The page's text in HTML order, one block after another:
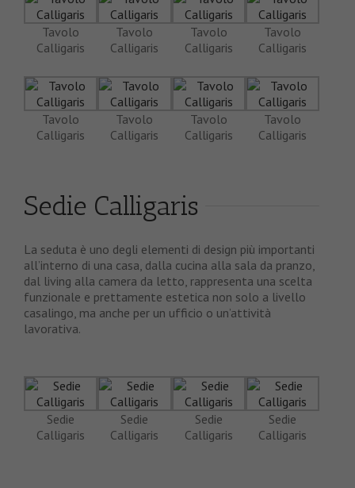
Tavolo
Calligaris
Tavolo
Calligaris
Tavolo
Calligaris
Tavolo
Calligaris
Tavolo
Calligaris
Tavolo
Calligaris
Tavolo
Calligaris
Tavolo
Calligaris
Sedie Calligaris
La seduta è uno degli elementi di design più importanti
all’interno di una casa, dalla cucina alla sala da pranzo,
dal living alla camera da letto, rappresenta una scelta
funzionale e prettamente estetica non solo a livello
casalingo, ma anche per un ufficio o un’attività
lavorativa.
Sedie
Calligaris
Sedie
Calligaris
Sedie
Calligaris
Sedie
Calligaris